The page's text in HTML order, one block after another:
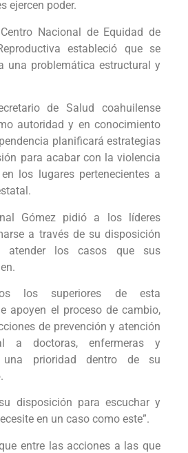
ejercen poder.
Nacional de Equidad de
estableció que se
una problemática estructural y
de Salud coahuilense
autoridad y en conocimiento
planificará estrategias
para acabar con la violencia
los lugares pertenecientes a
Gómez pidió a los líderes
a través de su disposición
atender los casos que sus
los superiores de esta
apoyen el proceso de cambio,
de prevención y atención
a doctoras, enfermeras y
una prioridad dentro de su
disposición para escuchar y
en un caso como este”.
entre las acciones a las que